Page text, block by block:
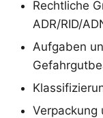
Rechtliche
ADR/RID/
Aufgaben
Verpackung